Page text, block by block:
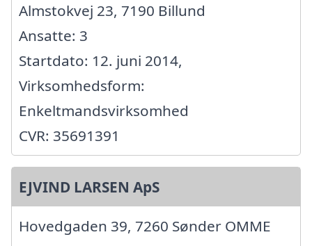
Almstokvej 23, 7190 Billund
Ansatte: 3
Startdato: 12. juni 2014,
Virksomhedsform:
Enkeltmandsvirksomhed
CVR: 35691391
EJVIND LARSEN ApS
Hovedgaden 39, 7260 Sønder OMME